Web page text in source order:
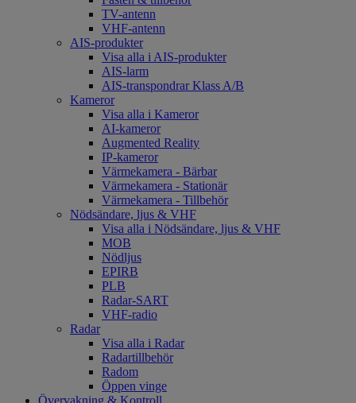
TV-antenn
VHF-antenn
AIS-produkter
Visa alla i AIS-produkter
AIS-larm
AIS-transpondrar Klass A/B
Kameror
Visa alla i Kameror
AI-kameror
Augmented Reality
IP-kameror
Värmekamera - Bärbar
Värmekamera - Stationär
Värmekamera - Tillbehör
Nödsändare, ljus & VHF
Visa alla i Nödsändare, ljus & VHF
MOB
Nödljus
EPIRB
PLB
Radar-SART
VHF-radio
Radar
Visa alla i Radar
Radartillbehör
Radom
Öppen vinge
Övervakning & Kontroll